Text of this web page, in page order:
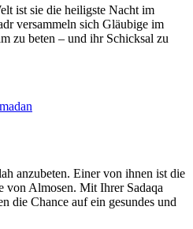
ist sie die heilig­ste Nacht im
versammeln sich Gläubige im
zu beten – und ihr Schick­sal zu
anzu­beten. Einer von ihnen ist die
von Almosen. Mit Ihrer Sadaqa
die Chance auf ein gesundes und